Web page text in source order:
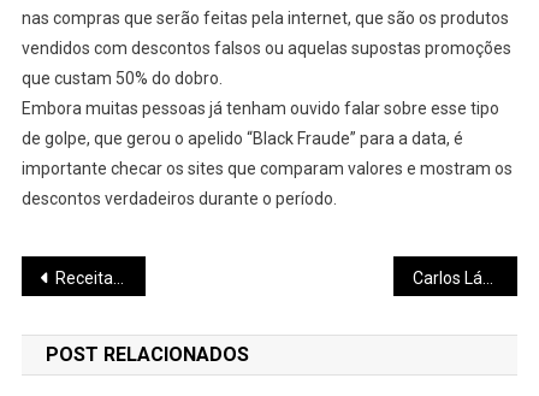
nas compras que serão feitas pela internet, que são os produtos
vendidos com descontos falsos ou aquelas supostas promoções
que custam 50% do dobro.
Embora muitas pessoas já tenham ouvido falar sobre esse tipo
de golpe, que gerou o apelido “Black Fraude” para a data, é
importante checar os sites que comparam valores e mostram os
descontos verdadeiros durante o período.
Navegação
de
Post
Receita Estadual investiga sonegação milionária na comercialização de medicamentos e empresa de Pará de Minas pode estar envolvida
POST RELACIONADOS